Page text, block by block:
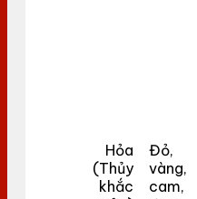
Hỏa
(Thủy
khắc
Đỏ,
vàng,
cam,